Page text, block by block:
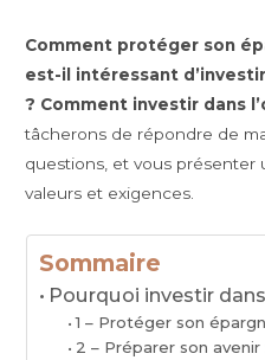
Comment protéger son
est-il intéressant d’investir
? Comment investir dans
tâcherons de répondre de
questions, et vous
valeurs et exigences.
Sommaire
Pourquoi investir dans
1 – Protéger son
2 – Préparer son avenir